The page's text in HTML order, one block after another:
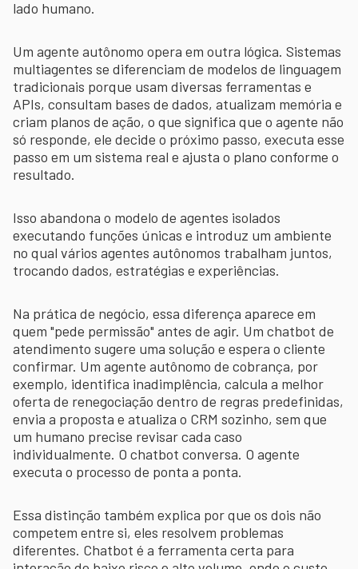
lado humano.
Um agente autônomo opera em outra lógica. Sistemas
multiagentes se diferenciam de modelos de linguagem
tradicionais porque usam diversas ferramentas e
APIs, consultam bases de dados, atualizam memória e
criam planos de ação, o que significa que o agente não
só responde, ele decide o próximo passo, executa esse
passo em um sistema real e ajusta o plano conforme o
resultado.
Isso abandona o modelo de agentes isolados
executando funções únicas e introduz um ambiente
no qual vários agentes autônomos trabalham juntos,
trocando dados, estratégias e experiências.
Na prática de negócio, essa diferença aparece em
quem "pede permissão" antes de agir. Um chatbot de
atendimento sugere uma solução e espera o cliente
confirmar. Um agente autônomo de cobrança, por
exemplo, identifica inadimplência, calcula a melhor
oferta de renegociação dentro de regras predefinidas,
envia a proposta e atualiza o CRM sozinho, sem que
um humano precise revisar cada caso
individualmente. O chatbot conversa. O agente
executa o processo de ponta a ponta.
Essa distinção também explica por que os dois não
competem entre si, eles resolvem problemas
diferentes. Chatbot é a ferramenta certa para